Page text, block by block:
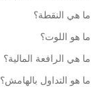
ما هي النقطة؟
ما هو اللوت؟
ما هي الرافعة المالية؟
ما هو التداول بالهامش؟